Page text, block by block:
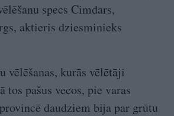
specs Cimdars,
aktieris dziesminieks
vēlēšanas, kurās vēlētāji
tos pašus vecos, pie varas
daudziem bija par grūtu